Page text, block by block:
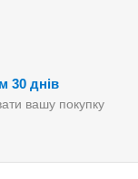
30 днів
вашу покупку